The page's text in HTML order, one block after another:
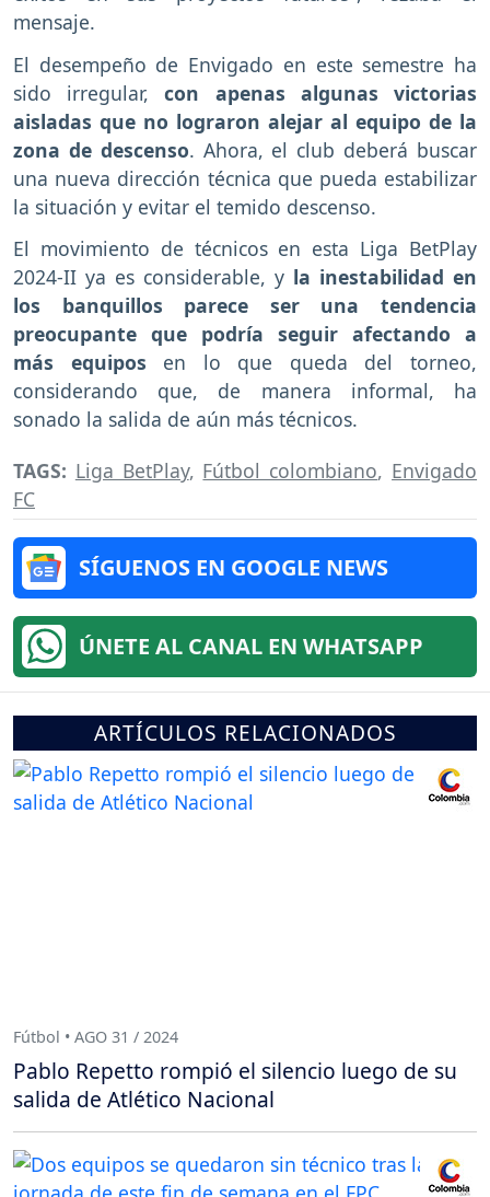
mensaje.
El desempeño de Envigado en este semestre ha
sido irregular,con apenas algunas victorias
aisladas que no lograron alejar al equipo de la
zona de descenso. Ahora, el club deberá buscar
una nueva dirección técnica que pueda estabilizar
la situación y evitar el temido descenso.
El movimiento de técnicos en esta Liga BetPlay
2024-II ya es considerable, y la inestabilidad en
los banquillos parece ser una tendencia
preocupante que podría seguir afectando a
más equipos en lo que queda del torneo,
considerando que, de manera informal, ha
sonado la salida de aún más técnicos.
TAGS: Liga BetPlay, Fútbol colombiano, Envigado
FC
SÍGUENOS EN GOOGLE NEWS
ÚNETE AL CANAL EN WHATSAPP
ARTÍCULOS RELACIONADOS
Fútbol • AGO 31 / 2024
Pablo Repetto rompió el silencio luego de su
salida de Atlético Nacional